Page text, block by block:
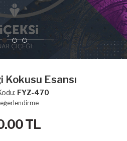
Kokusu Esansı
FYZ-470
TL